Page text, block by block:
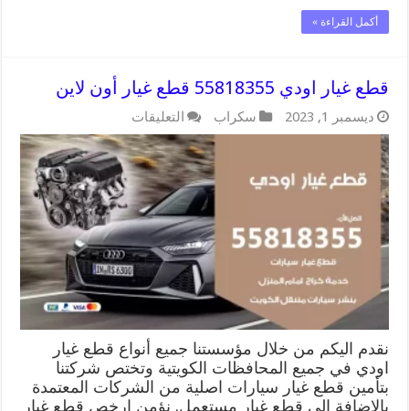
أكمل القراءة »
قطع غيار اودي 55818355 قطع غيار أون لاين
ديسمبر 1, 2023 سكراب التعليقات
قطع
غيار
اودي
55818355
قطع
غيار
أون
لاين
مغلقة
نقدم اليكم من خلال مؤسستنا جميع أنواع قطع غيار
اودي في جميع المحافظات الكويتية وتختص شركتنا
بتأمين قطع غيار سيارات اصلية من الشركات المعتمدة
بالإضافة الى قطع غيار مستعمل. نؤمن ارخص قطع غيار